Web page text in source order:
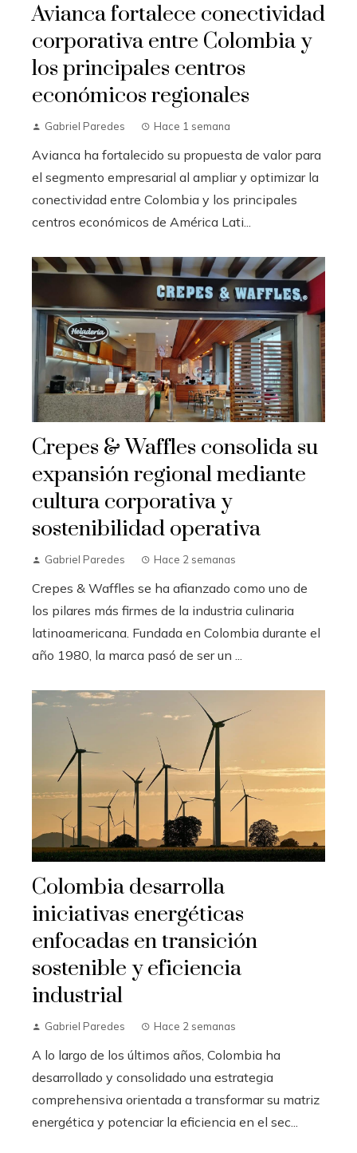
Avianca fortalece conectividad
corporativa entre Colombia y
los principales centros
económicos regionales
Gabriel Paredes Hace 1 semana
Avianca ha fortalecido su propuesta de valor para
el segmento empresarial al ampliar y optimizar la
conectividad entre Colombia y los principales
centros económicos de América Lati...
Crepes & Waffles consolida su
expansión regional mediante
cultura corporativa y
sostenibilidad operativa
Gabriel Paredes Hace 2 semanas
Crepes & Waffles se ha afianzado como uno de
los pilares más firmes de la industria culinaria
latinoamericana. Fundada en Colombia durante el
año 1980, la marca pasó de ser un ...
Colombia desarrolla
iniciativas energéticas
enfocadas en transición
sostenible y eficiencia
industrial
Gabriel Paredes Hace 2 semanas
A lo largo de los últimos años, Colombia ha
desarrollado y consolidado una estrategia
comprehensiva orientada a transformar su matriz
energética y potenciar la eficiencia en el sec...